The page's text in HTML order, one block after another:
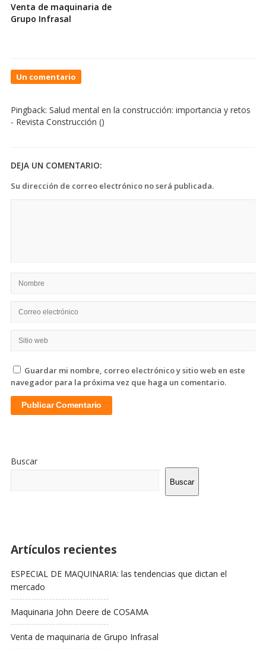
Venta de maquinaria de
Grupo Infrasal
Un comentario
en
tiempos
Artificial
Pingback: Salud mental en la construcción: importancia y retos
- Revista Construcción ()
DEJA UN COMENTARIO:
Su dirección de correo electrónico no será publicada.
Guardar mi nombre, correo electrónico y sitio web en este
navegador para la próxima vez que haga un comentario.
La
Lateral
Buscar
Buscar
Artículos recientes
ESPECIAL DE MAQUINARIA: las tendencias que dictan el
mercado
Maquinaria John Deere de COSAMA
Venta de maquinaria de Grupo Infrasal